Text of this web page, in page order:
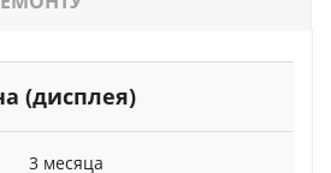
(дисплея)
3 месяца